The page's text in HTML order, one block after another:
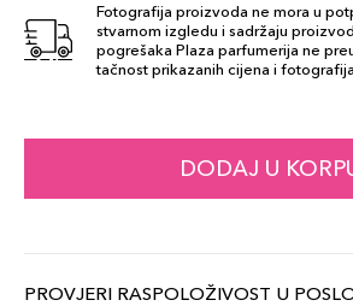
Fotografija proizvoda ne mora u
stvarnom izgledu i sadržaju
pogrešaka Plaza parfumerija ne
tačnost prikazanih cijena i
DODAJ U
PROVJERI RASPOLOŽIVOST U